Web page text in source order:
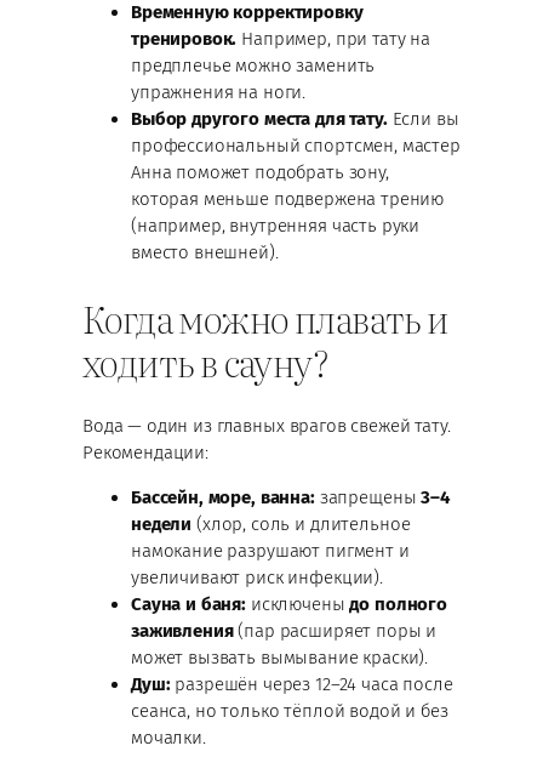
Временную корректировку
тренировок. Например, при тату на
предплечье можно заменить
упражнения на ноги.
Выбор другого места для тату.Если вы
профессиональный спортсмен, мастер
Анна поможет подобрать зону,
которая меньше подвержена трению
(например, внутренняя часть руки
вместо внешней).
Когда можно плавать и
ходить в сауну?
Вода — один из главных врагов свежей тату.
Рекомендации:
Бассейн, море, ванна:запрещены3–4
недели (хлор, соль и длительное
намокание разрушают пигмент и
увеличивают риск инфекции).
Сауна и баня: исключеныдо полного
заживления(пар расширяет поры и
может вызвать вымывание краски).
Душ:разрешён через 12–24 часа после
сеанса, но только тёплой водой и без
мочалки.